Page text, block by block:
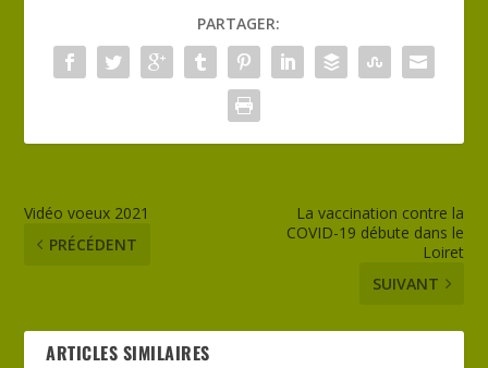
PARTAGER:
Vidéo voeux 2021
PRÉCÉDENT
La vaccination contre la
COVID-19 débute dans le
Loiret
SUIVANT
ARTICLES SIMILAIRES